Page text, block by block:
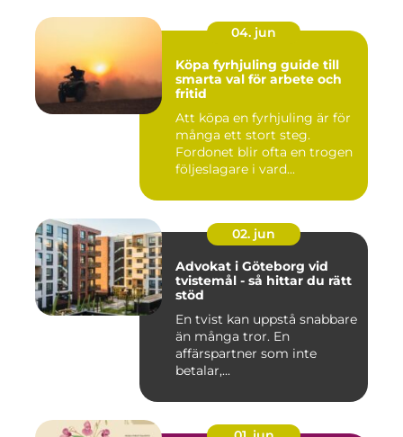
04. jun
Köpa fyrhjuling guide till
smarta val för arbete och
fritid
Att köpa en fyrhjuling är för
många ett stort steg.
Fordonet blir ofta en trogen
följeslagare i vard...
02. jun
Advokat i Göteborg vid
tvistemål - så hittar du rätt
stöd
En tvist kan uppstå snabbare
än många tror. En
affärspartner som inte
betalar,...